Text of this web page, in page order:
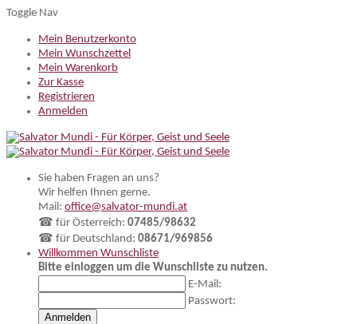
Toggle Nav
Mein Benutzerkonto
Mein Wunschzettel
Mein Warenkorb
Zur Kasse
Registrieren
Anmelden
Sie haben Fragen an uns?
Wir helfen Ihnen gerne.
Mail: office@salvator-mundi.at
☎ für Österreich: 07485/98632
☎ für Deutschland: 08671/969856
Willkommen Wunschliste
Bitte einloggen um die Wunschliste zu nutzen.
E-Mail:
Passwort:
Anmelden